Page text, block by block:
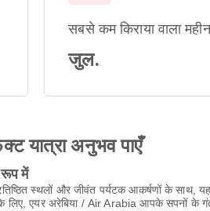
सबसे कम किराया वाला
जुल.
यात्रा अनुभव पाएँ
में
स्थलों और जीवंत पर्यटक आकर्षणों के
लिए, एयर अरेबिया / Air Arabia आपके सपनों के